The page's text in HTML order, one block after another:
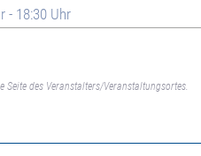
- 18:30 Uhr
des Veranstalters/Veranstaltungsortes.